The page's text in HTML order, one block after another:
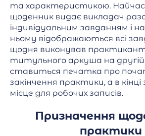
та характеристикою.
щоденник видає викладач
індивідуальним завданням і
ньому відображаються всі
щодня виконував
титульного аркуша на другій
ставиться печатка про
закінчення практики, а в
місце для робочих записів.
Призначення
практики